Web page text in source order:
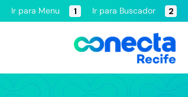
Ir para Menu 1 Ir para Buscador 2